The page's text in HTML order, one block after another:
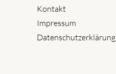
Kontakt
Impressum
Datenschutzerklärung